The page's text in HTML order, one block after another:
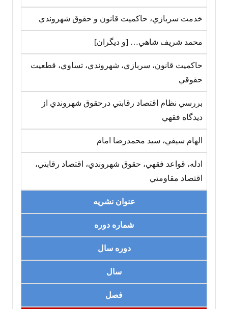
خدمت سربازي، حاکميت قانون و حقوق شهروندي
محمد شريف شاهي… [و ديگران]
حاکميت قانون، سربازي، شهروندي، تساوي، قطعيت
حقوقي
بررسي نظام اقتصاد رقابتي درحقوق شهروندي از
ديدگاه فقهي
الهام سيفي، سيد محمدرضا امام
ادله، قواعد فقهي، حقوق شهروندي، اقتصاد رقابتي،
اقتصاد مقاومتي
عنوان نشریه
شماره دوره
دوره سال
سال
فصل